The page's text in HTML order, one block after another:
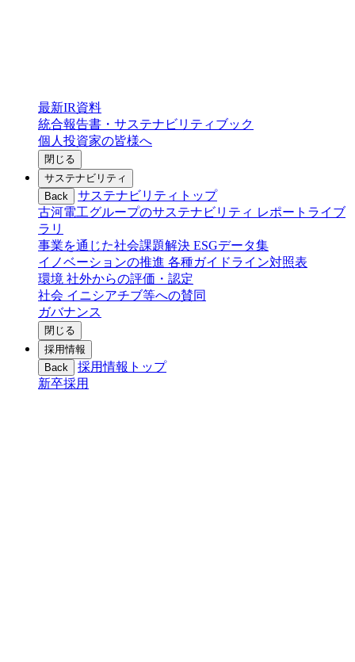
最新IR資料
統合報告書・サステナビリティブック
個人投資家の皆様へ
閉じる
サステナビリティ
Back
サステナビリティトップ
古河電工グループのサステナビリティ レポートライブ
ラリ
事業を通じた社会課題解決 ESGデータ集
イノベーションの推進 各種ガイドライン対照表
環境 社外からの評価・認定
社会 イニシアチブ等への賛同
ガバナンス
閉じる
採用情報
Back
採用情報トップ
新卒採用